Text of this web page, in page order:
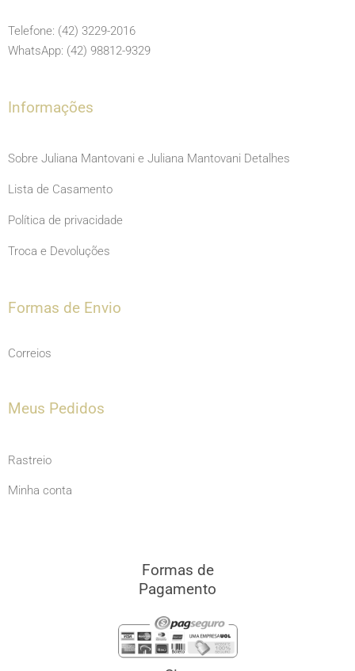
o
o
g
r
m
b
e
Telefone: (42) 3229-2016
WhatsApp: (42) 98812-9329
Informações
Sobre Juliana Mantovani e Juliana Mantovani Detalhes
Lista de Casamento
Política de privacidade
Troca e Devoluções
Formas de Envio
Correios
Meus Pedidos
Rastreio
Minha conta
Formas de
Pagamento